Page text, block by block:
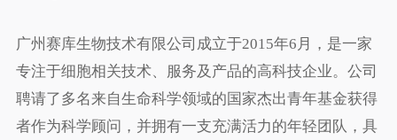
广州赛库生物技术有限公司成立于2015年6月，是一家
专注于细胞相关技术、服务及产品的高科技企业。公司
聘请了多名来自生命科学领域的国家杰出青年基金获得
者作为科学顾问，并拥有一支充满活力的年轻团队，具